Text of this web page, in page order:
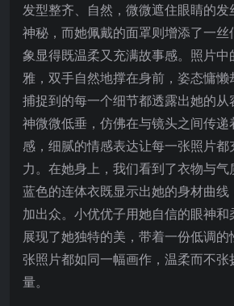
发型整齐、自然，微微遮住眼睛的发
神秘，而她佩戴的面罩则增添了一丝
象显得既温柔又充满故事感。照片
雅，双手自然地撑在身前，姿态慵
捕捉到的每一个细节都透露出她的从
神微微低垂，仿佛在与镜头之间传
感，细腻的情感表达让每一张照片
力。在她身上，我们看到了衣物与
蓝色的连体衣既显示出她的身材曲线
加出众。小优优子用她自信的眼神
展现了她独特的美，带着一份低调
张照片都如同一幅画作，温柔而不张
量。